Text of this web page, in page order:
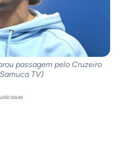
passagem pelo Cruzeiro
TV)